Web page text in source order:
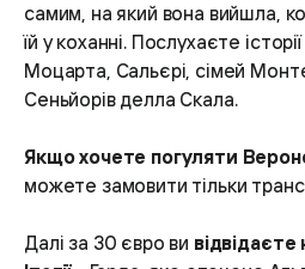
самим, на який вона вийшла,
їй у коханні. Послухаєте
Моцарта, Сальєрі, сімей
Сеньйорів делла Скала.
Якщо хочете погуляти
можете замовити тільки
Далі за 30 євро ви